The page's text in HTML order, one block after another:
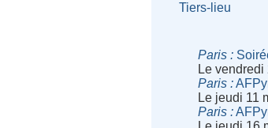
Tiers-lieu
Paris
Le
Paris
Le jeudi 11
Paris